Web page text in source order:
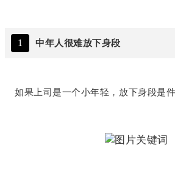
1 中年人很难放下身段
如果上司是一个小年轻，放下身段是件